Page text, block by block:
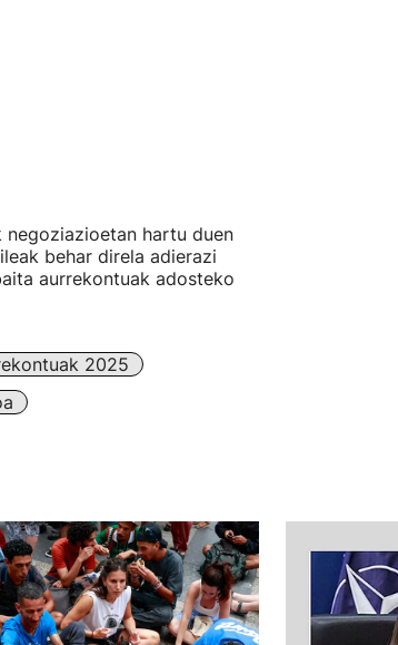
negoziazioetan hartu duen
behar direla adierazi
aurrekontuak adosteko
2025